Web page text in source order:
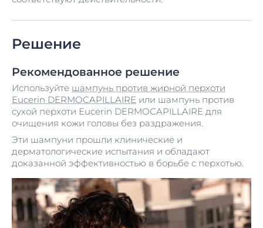
Решение
Рекомендованное решение
Используйте шампунь против жирной перхоти
Eucerin DERMOCAPILLAIRE или шампунь против
сухой перхоти Eucerin DERMOCAPILLAIRE для
очищения кожи головы без раздражения.
Эти шампуни прошли клинические и
дерматологические испытания и обладают
доказанной эффективностью в борьбе с перхотью.